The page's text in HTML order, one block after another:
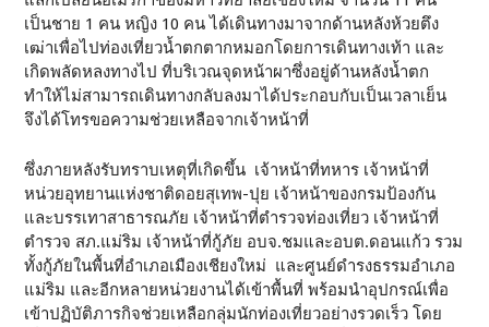
เป็นชาย 1 คน หญิง 10 คน ได้เดินทางมาจากด้านหลังห้วยตึง
เฒ่าเพื่อไปท่องเที่ยวน้ำตกตากหมอกโดยการเดินทางเท้า และ
เกิดพลัดหลงทางไป ที่บริเวณจุดหน้าผาซึ่งอยู่ด้านหลังน้ำตก
ทำให้ไม่สามารถเดินทางกลับลงมาได้ประกอบกับเป็นเวลาเย็น
จึงได้โทรขอความช่วยเหลือจากเจ้าหน้าที่
ซึ่งภายหลังรับทราบเหตุที่เกิดขึ้น เจ้าหน้าที่ทหาร เจ้าหน้าที่
หน่วยอุทยานแห่งชาติดอยสุเทพ-ปุย เจ้าหน้าของกรมป้องกัน
และบรรเทาสาธารณภัย เจ้าหน้าที่ตำรวจท่องเที่ยว เจ้าหน้าที่
ตำรวจ สภ.แม่ริม เจ้าหน้าที่กู้ภัย อบจ.ชมและอบต.ดอนแก้ว รวม
ทั้งกู้ภัยในพื้นที่อำเภอเมืองเชียงใหม่ และศูนย์ดำรงธรรมอำเภอ
แม่ริม และอีกหลายหน่วยงานได้เข้าพื้นที่ พร้อมนำอุปกรณ์เพื่อ
เข้าปฏิบัติภารกิจช่วยเหลือกลุ่มนักท่องเที่ยวอย่างรวดเร็ว โดย